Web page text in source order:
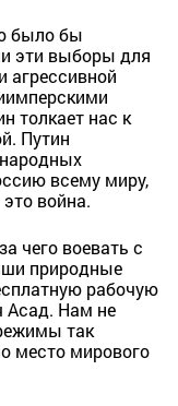
было бы
эти выборы для
агрессивной
толкает нас к
Путин
всему миру,
война.
чего воевать с
природные
рабочую
Асад. Нам не
так
место мирового